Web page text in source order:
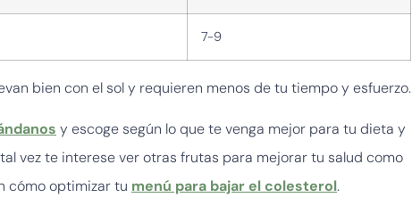
7-9
bien con el sol y requieren menos de tu tiempo y esfuerzo.
y escoge según lo que te venga mejor para tu dieta y
vez te interese ver otras frutas para mejorar tu salud como
cómo optimizar tu menú para bajar el colesterol.